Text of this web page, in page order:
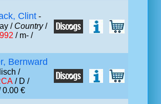
Clint -
/ Country/
/ m- /
Bernward
/
/ D /
0.00 €